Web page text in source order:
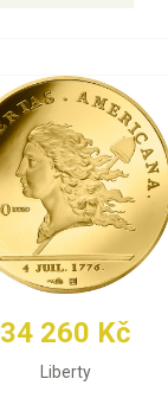
34 260 Kč
Liberty